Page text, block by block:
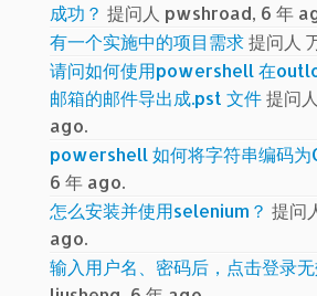
成功？ 提问人 pwshroad, 6 年
有一个实施中的项目需求提问人
请问如何使用powershell 在
邮箱的邮件导出成.pst 文件提问
ago.
powershell 如何将字符串编码为
6 年 ago.
怎么安装并使用selenium？ 提问
ago.
输入用户名、密码后，点击登录无